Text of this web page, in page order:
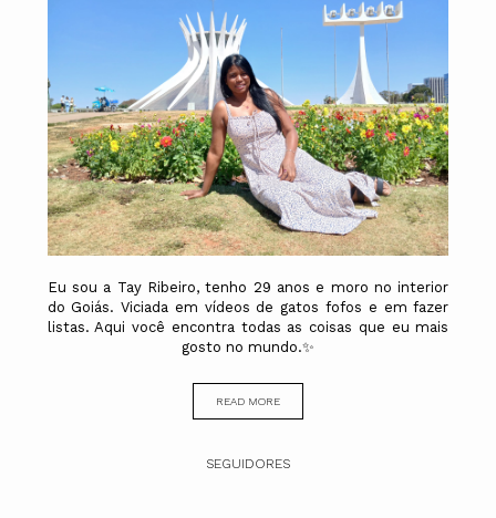
Eu sou a Tay Ribeiro, tenho 29 anos e moro no interior
do Goiás. Viciada em vídeos de gatos fofos e em fazer
listas. Aqui você encontra todas as coisas que eu mais
gosto no mundo.✨
READ MORE
SEGUIDORES